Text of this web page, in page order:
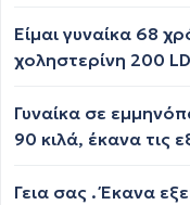
σηκωθώ από
κόπωση και πόνο
το χάπι το
να μου δημιουργεί
Είμαι γυναίκα 68
χοληστερίνη 200
Γυναίκα σε
90 κιλά, έκανα τις
,χρειάζομαι χάπι
Γεια σας . Έκανα